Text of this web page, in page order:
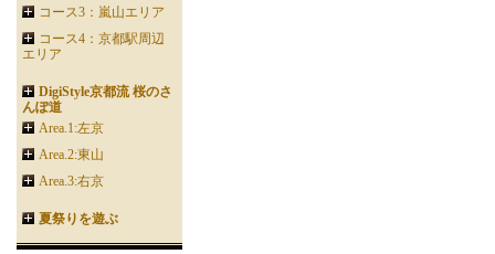
コース3：嵐山エリア
コース4：京都駅周辺
エリア
DigiStyle京都流 桜のさ
んぽ道
Area.1:左京
Area.2:東山
Area.3:右京
夏祭りを遊ぶ